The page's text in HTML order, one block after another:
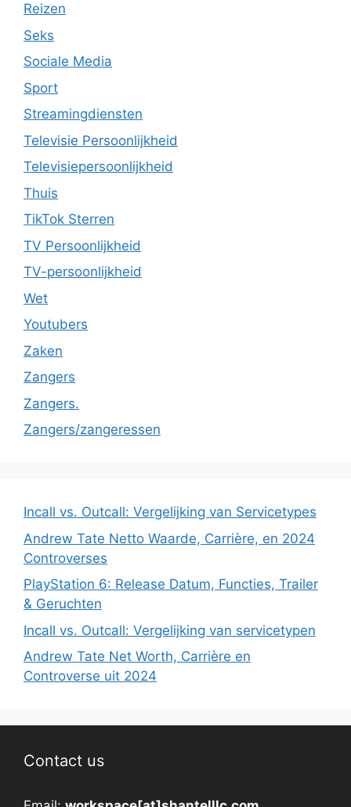
Reizen
Seks
Sociale Media
Sport
Streamingdiensten
Televisie Persoonlijkheid
Televisiepersoonlijkheid
Thuis
TikTok Sterren
TV Persoonlijkheid
TV-persoonlijkheid
Wet
Youtubers
Zaken
Zangers
Zangers.
Zangers/zangeressen
Incall vs. Outcall: Vergelijking van Servicetypes
Andrew Tate Netto Waarde, Carrière, en 2024
Controverses
PlayStation 6: Release Datum, Functies, Trailer
& Geruchten
Incall vs. Outcall: Vergelijking van servicetypen
Andrew Tate Net Worth, Carrière en
Controverse uit 2024
Contact us